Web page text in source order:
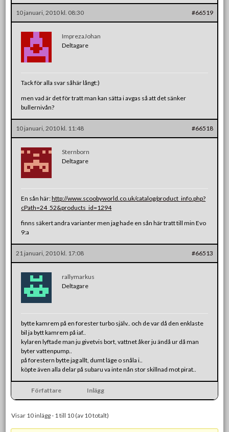
10 januari, 2010 kl. 08:30 #66519
ImprezaJohan
Deltagare
Tack för alla svar såhär långt:)
men vad är det för tratt man kan sätta i avgas så att det sänker
bullernivån?
10 januari, 2010 kl. 11:48 #66518
Sternborn
Deltagare
En sån här:http://www.scoobyworld.co.uk/catalog/product_info.php?
cPath=24_52&products_id=1294
finns säkert andra varianter men jag hade en sån här tratt till min Evo
9:a
21 januari, 2010 kl. 17:08 #66513
rallymarkus
Deltagare
bytte kamrem på en forester turbo själv.. och de var då den enklaste
bil ja bytt kamrem på iaf..
kylaren lyftade man ju givetvis bort, vattnet åker ju ändå ur då man
byter vattenpump..
på forestern bytte jag allt, dumt läge o snåla i..
köpte även alla delar på subaru va inte nån stor skillnad mot pirat..
Författare Inlägg
Visar 10 inlägg - 1 till 10 (av 10 totalt)